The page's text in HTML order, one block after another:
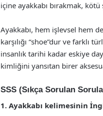
içine ayakkabı bırakmak, kötü
Ayakkabı, hem işlevsel hem
karşılığı “shoe”dur ve farklı
insanlık tarihi kadar eskiye
kimliğini yansıtan birer
SSS (Sıkça Sorulan
1. Ayakkabı kelimesinin